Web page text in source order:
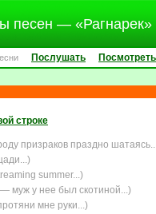
песен — «Рагнарек»
Послушать Посмотреть
строке
призраков праздно
summer...)
муж у нее был скотиной...)
мне руки...)